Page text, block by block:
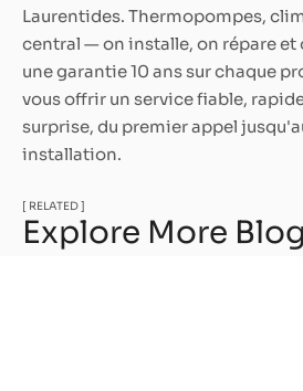
Laurentides. Thermopompes,
central — on installe, on répare
une garantie 10 ans sur chaque
vous offrir un service fiable,
surprise, du premier appel
installation.
[ RELATED ]
Explore More Blog